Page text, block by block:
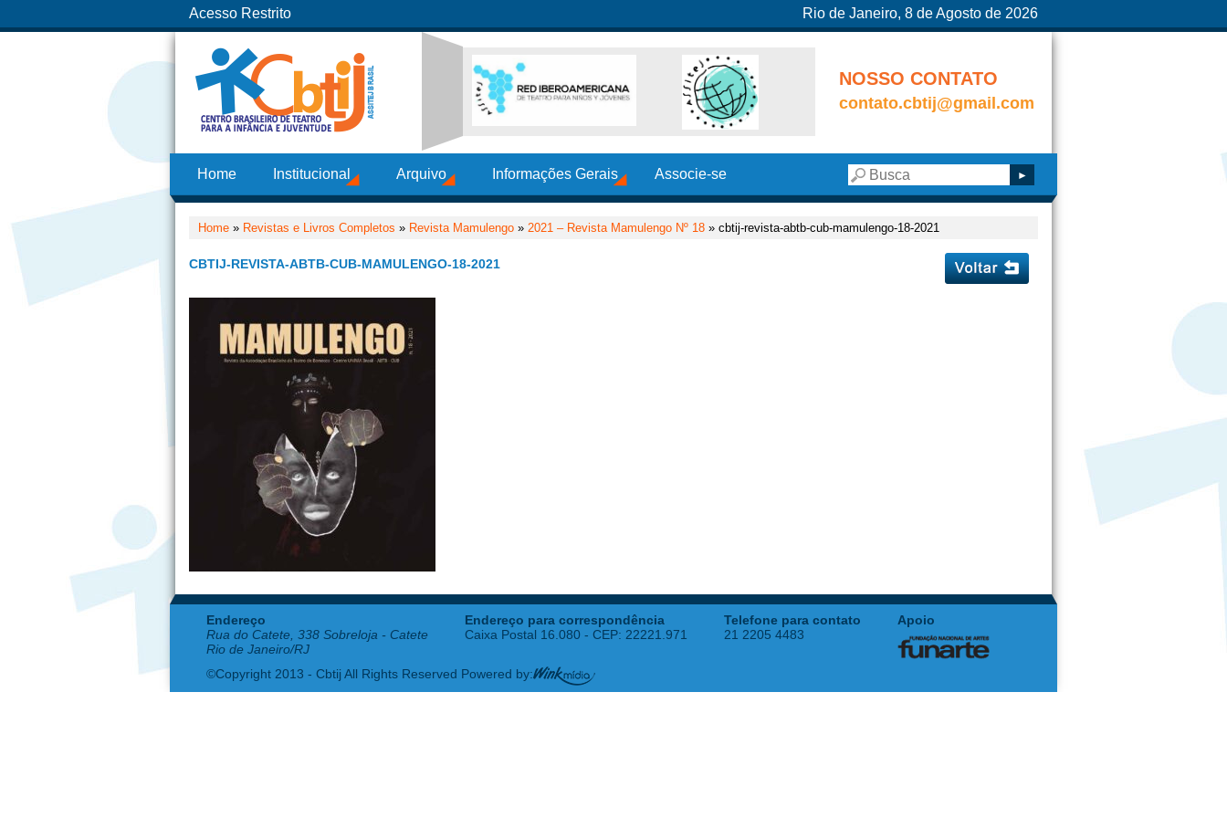
Acesso Restrito Rio de Janeiro, 8 de Agosto de 2026
NOSSO CONTATO
contato.cbtij@gmail.com
Home Institucional Arquivo Informações Gerais Associe-se
Home » Revistas e Livros Completos » Revista Mamulengo » 2021 – Revista Mamulengo Nº 18 » cbtij-revista-abtb-cub-mamulengo-18-2021
CBTIJ-REVISTA-ABTB-CUB-MAMULENGO-18-2021
Endereço
Rua do Catete, 338 Sobreloja - Catete
Rio de Janeiro/RJ
Endereço para correspondência
Caixa Postal 16.080 - CEP: 22221.971
Telefone para contato
21 2205 4483
Apoio
©Copyright 2013 - Cbtij All Rights Reserved Powered by: